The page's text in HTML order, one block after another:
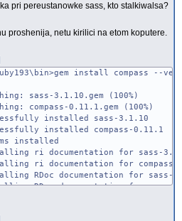
pri pereustanowke sass, kto stalkiwalsa?
proshenija, netu kirilici na etom koputere.
install compass --
sass-3.1.10.gem (100%)
compass-0.11.1.gem (100%)
installed sass-3.1.10
installed compass-0.11.1
installed
ri documentation for sass-
ri documentation for
RDoc documentation for sass-
RDoc documentation for